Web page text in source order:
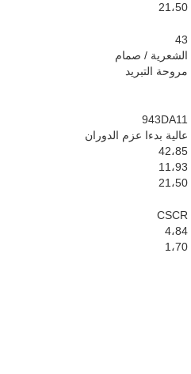
21،50
43
الشعرية / صمام
مروحة التبريد
943DA11
عالية بدءا عزم الدوران
42،85
11،93
21،50
CSCR
4،84
1،70